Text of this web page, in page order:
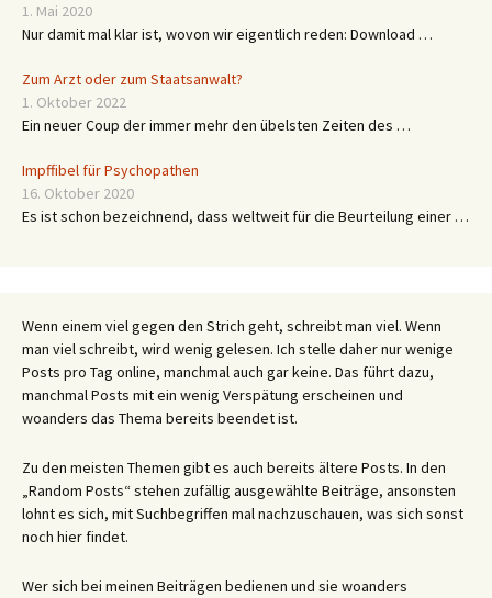
1. Mai 2020
Nur damit mal klar ist, wovon wir eigentlich reden: Download …
Zum Arzt oder zum Staatsanwalt?
1. Oktober 2022
Ein neuer Coup der immer mehr den übelsten Zeiten des …
Impffibel für Psychopathen
16. Oktober 2020
Es ist schon bezeichnend, dass weltweit für die Beurteilung einer …
Wenn einem viel gegen den Strich geht, schreibt man viel. Wenn
man viel schreibt, wird wenig gelesen. Ich stelle daher nur wenige
Posts pro Tag online, manchmal auch gar keine. Das führt dazu,
manchmal Posts mit ein wenig Verspätung erscheinen und
woanders das Thema bereits beendet ist.
Zu den meisten Themen gibt es auch bereits ältere Posts. In den
„Random Posts“ stehen zufällig ausgewählte Beiträge, ansonsten
lohnt es sich, mit Suchbegriffen mal nachzuschauen, was sich sonst
noch hier findet.
Wer sich bei meinen Beiträgen bedienen und sie woanders